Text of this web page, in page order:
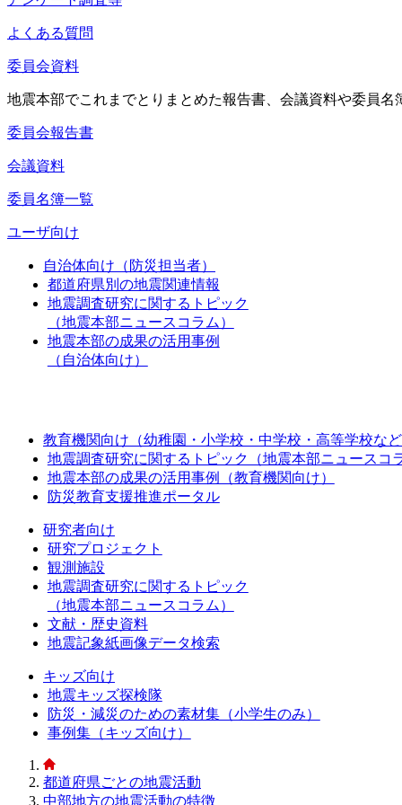
よくある質問
委員会資料
地震本部でこれまでとりまとめた報告書、会議資料や委員名
委員会報告書
会議資料
委員名簿一覧
ユーザ向け
自治体向け（防災担当者）
都道府県別の地震関連情報
地震調査研究に関するトピック
（地震本部ニュースコラム）
地震本部の成果の活用事例
（自治体向け）
教育機関向け（幼稚園・小学校・中学校・高等学校など
地震調査研究に関するトピック（地震本部ニュースコ
地震本部の成果の活用事例（教育機関向け）
防災教育支援推進ポータル
研究者向け
研究プロジェクト
観測施設
地震調査研究に関するトピック
（地震本部ニュースコラム）
文献・歴史資料
地震記象紙画像データ検索
キッズ向け
地震キッズ探検隊
防災・減災のための素材集（小学生のみ）
事例集（キッズ向け）
都道府県ごとの地震活動
中部地方の地震活動の特徴